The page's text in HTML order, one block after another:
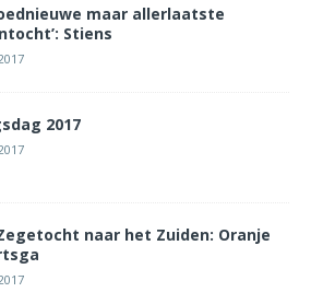
maar allerlaatste
Stiens
2017
naar het Zuiden: Oranje